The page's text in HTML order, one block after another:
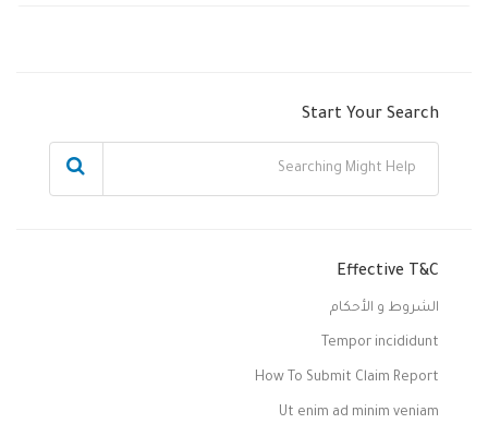
Start Your Search
Effective T&C
الشروط و الأحكام
Tempor incididunt
How To Submit Claim Report
Ut enim ad minim veniam